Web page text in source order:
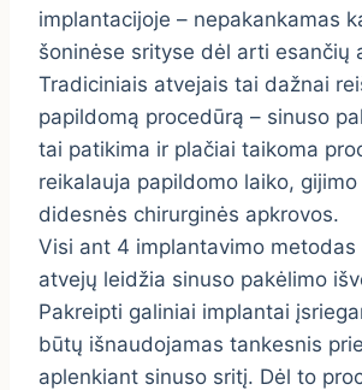
implantacijoje – nepakankamas
šoninėse srityse dėl arti esančių
Tradiciniais atvejais tai dažnai
papildomą procedūrą – sinuso
tai patikima ir plačiai taikoma
reikalauja papildomo laiko,
didesnės chirurginės apkrovos.
Visi ant 4 implantavimo metodas
atvejų leidžia sinuso pakėlimo
Pakreipti galiniai implantai
būtų išnaudojamas tankesnis
aplenkiant sinuso sritį. Dėl to